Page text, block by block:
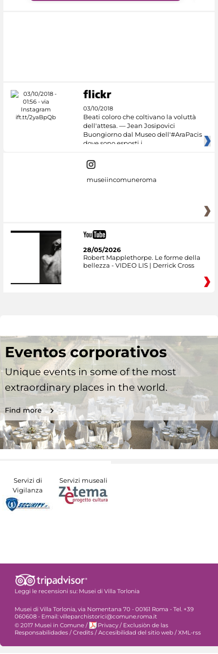
03/10/2018
Beati coloro che coltivano la voluttà
dell'attesa. — Jean Josipovici
Buongiorno dal Museo dell'#AraPacis
dove sono esposti i
museiincomuneroma
28/05/2026
Robert Mapplethorpe. Le forme della
bellezza - VIDEO LIS | Derrick Cross
Eventos corporativos
Unique events in some of the most
extraordinary places in the world.
Find more
Servizi di
Vigilanza
Servizi museali
Leggi le recensioni su: Musei di Villa Torlonia
Musei di Villa Torlonia, via Nomentana 70 - 00161 Roma - Tel. +39
060608 - Email: villeparchistorici@comune.roma.it
© 2017 Musei in Comune / Privacy / Exclusiòn de las
Responsabilidades / Credits / Accesibilidad del sitio web / XML-rss